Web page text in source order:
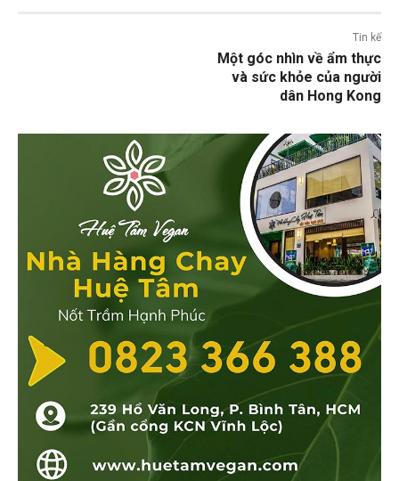
Tin kế
Một góc nhìn về ẩm thực
và sức khỏe của người
dân Hong Kong